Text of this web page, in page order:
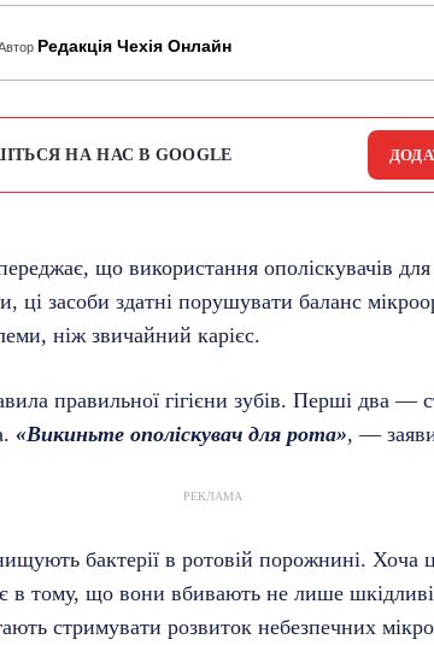
Редакція Чехія Онлайн
НА НАС В GOOGLE
що використання ополіскувачів
ці засоби здатні порушувати баланс
ніж звичайний карієс.
правильної гігієни зубів. Перші два —
«Викиньте ополіскувач для рота», —
РЕКЛАМА
бактерії в ротовій порожнині. Хоча
в тому, що вони вбивають не лише
стримувати розвиток небезпечних